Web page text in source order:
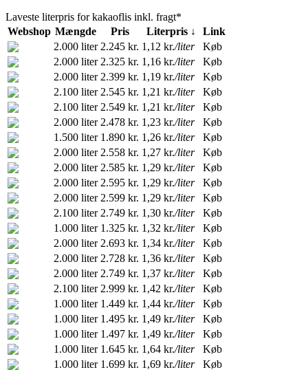
Laveste literpris for kakaoflis inkl. fragt*
Webshop Mængde Pris Literpris ↓
Link
2.000 liter 2.245 kr. 1,12 kr./liter
Køb
2.000 liter 2.325 kr. 1,16 kr./liter
Køb
2.000 liter 2.399 kr. 1,19 kr./liter
Køb
2.100 liter 2.545 kr. 1,21 kr./liter
Køb
2.100 liter 2.549 kr. 1,21 kr./liter
Køb
2.000 liter 2.478 kr. 1,23 kr./liter
Køb
1.500 liter 1.890 kr. 1,26 kr./liter
Køb
2.000 liter 2.558 kr. 1,27 kr./liter
Køb
2.000 liter 2.585 kr. 1,29 kr./liter
Køb
2.000 liter 2.595 kr. 1,29 kr./liter
Køb
2.000 liter 2.599 kr. 1,29 kr./liter
Køb
2.100 liter 2.749 kr. 1,30 kr./liter
Køb
1.000 liter 1.325 kr. 1,32 kr./liter
Køb
2.000 liter 2.693 kr. 1,34 kr./liter
Køb
2.000 liter 2.728 kr. 1,36 kr./liter
Køb
2.000 liter 2.749 kr. 1,37 kr./liter
Køb
2.100 liter 2.999 kr. 1,42 kr./liter
Køb
1.000 liter 1.449 kr. 1,44 kr./liter
Køb
1.000 liter 1.495 kr. 1,49 kr./liter
Køb
1.000 liter 1.497 kr. 1,49 kr./liter
Køb
1.000 liter 1.645 kr. 1,64 kr./liter
Køb
1.000 liter 1.699 kr. 1,69 kr./liter
Køb